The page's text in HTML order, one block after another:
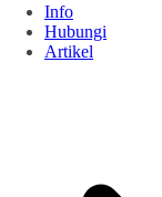
Info
Hubungi
Artikel